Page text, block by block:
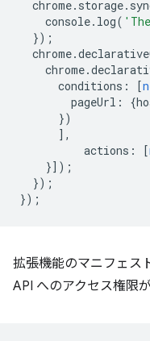
chrome. storage.
console. log(
});
chrome.
chrome.
conditions : [
pageUrl : {
})
],
actions : [
}]);
});
});
拡張機能のマニフェス
API へのアクセス権限が